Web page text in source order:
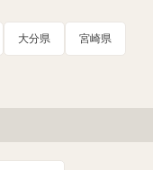
大分県 宮崎県